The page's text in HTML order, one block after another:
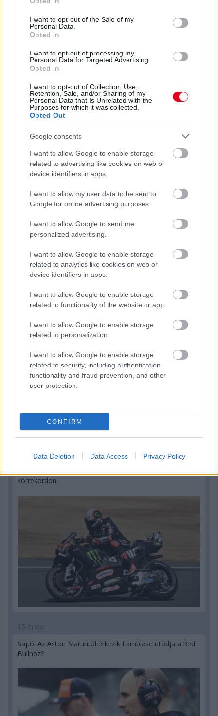
use your data for below specified purposes in below Google
consent section.
I want to opt-out of the Sale of my
Personal Data.
Opted In
I want to opt-out of processing my
Personal Data for Targeted Advertising.
Opted In
I want to opt-out of Collection, Use,
Retention, Sale, and/or Sharing of my
Personal Data that Is Unrelated with the
Purposes for which it was collected.
Opted Out
Google consents
I want to allow Google to enable storage
related to advertising like cookies on web or
device identifiers in apps.
I want to allow my user data to be sent to
Google for online advertising purposes.
I want to allow Google to send me
personalized advertising.
I want to allow Google to enable storage
related to analytics like cookies on web or
device identifiers in apps.
I want to allow Google to enable storage
related to functionality of the website or app.
I want to allow Google to enable storage
related to personalization.
I want to allow Google to enable storage
related to security, including authentication
functionality and fraud prevention, and other
user protection.
CONFIRM
Data Deletion Data Access Privacy Policy
alkalommal megrendezésre kerülő Rally Hungaryt, ám sokan
tértek haza a futamról rossz szájízzel – nézők és versenyzők
részletek
előző hírek
Hallgasd meg a Formula Podcast
legfrissebb adását!
Kövess minket a Facebookon
Parc Fermé
2 órája
pletykákról
15 órája
körrekordon
15 órája
Sajtó: Az Aston Martintól érkezik Lambiase utódja a Red
Bullhoz?